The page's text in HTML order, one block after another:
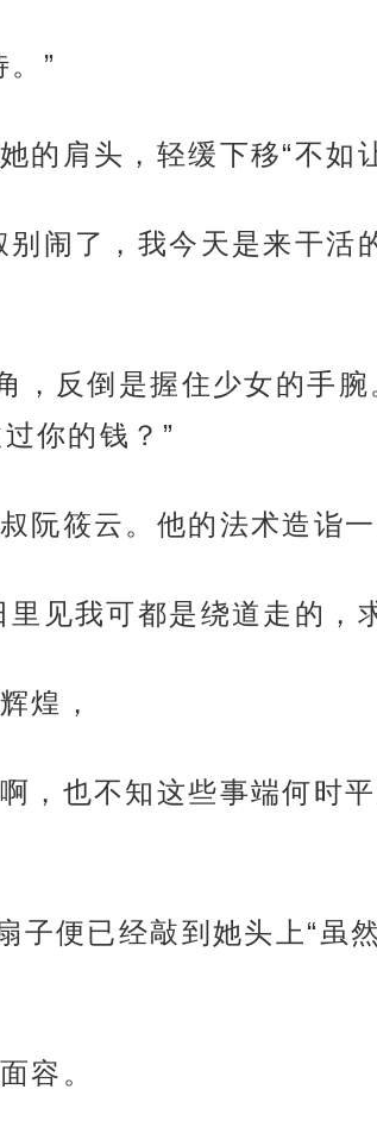
”
的肩头，轻缓下移“不如
闹了，我今天是来干活
，反倒是握住少女的手
你的钱？”
阮筱云。他的法术造诣
见我可都是绕道走的，
煌，
，也不知这些事端何时
子便已经敲到她头上“虽
容。